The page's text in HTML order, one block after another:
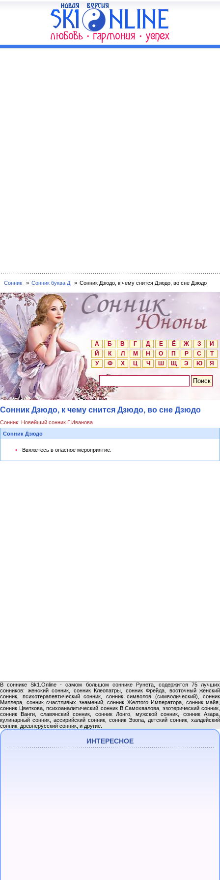
Сонник Сонник буква Д Сонник Дзюдо, к чему снится Дзюдо, во сне Дзюдо
А Б В Г Д Е Ё Ж З
И
Й
К Л М Н О П Р С
Т
У
Ф Х Ц Ч Ш Щ Э Ю Я
Сонник Дзюдо, к чему снится Дзюдо, во сне Дзюдо
Сонник: Новейший сонник Г.Иванова
Сонник Дзюдо
Ввяжетесь в опасное мероприятие.
В соннике Sk1.Online - самом большом соннике Рунета, содержится 75 лучших
сонников: женский сонник, сонник Клеопатры, сонник Фрейда, восточный женский
сонник, психотерапевтический сонник, сонник символов (символический), сонник
Миллера, сонник счастливых знамений, сонник Желтого Императора, сонник майя,
сонник Цветкова, психоаналитический сонник В.Самохвалова, эзотерический сонник,
сонник Ванги, славянский сонник, сонник Лонго, мужской сонник, сонник Азара,
кулинарный сонник, ассирийский сонник, сонник Эзопа, детский сонник, халдейский
сонник, древнерусский сонник, и другие.
ИНТЕРЕСНОЕ